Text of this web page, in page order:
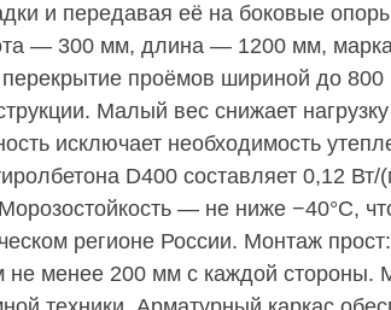
и передавая её на боковые
— 300 мм, длина — 1200 мм,
проёмов шириной до 800
Малый вес снижает
исключает необходимость
D400 составляет 0,12 Вт/
— не ниже −40°C,
регионе России. Монтаж
не менее 200 мм с каждой стороны.